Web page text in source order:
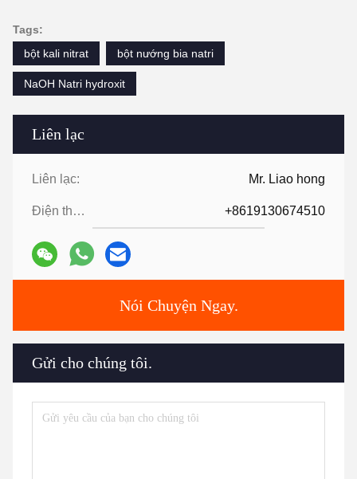
Liên lạc
Liên lạc: Mr. Liao hong
Điện thoại: +8619130674510
Nói Chuyện Ngay.
Gửi cho chúng tôi.
Tags:
bột kali nitrat
bột nướng bia natri
NaOH Natri hydroxit